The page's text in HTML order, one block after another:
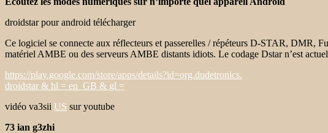
droidstar pour android télécharger
Ce logiciel se connecte aux réflecteurs et passerelles / répéteurs D-STAR, DMR,
matériel AMBE ou des serveurs AMBE distants idiots. Le codage Dstar n’est
https://play.google.com/store/apps/details?id=org.dudetronics.
droidstar & hl = en_GB & gl =
vidéo va3sii US sur youtube
73 ian g3zhi